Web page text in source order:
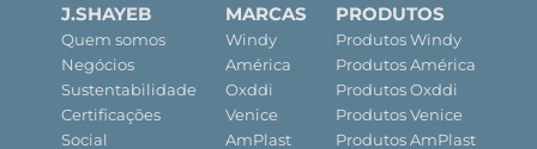
J.SHAYEB
Quem somos
Negócios
Sustentabilidade
Certificações
Social
MARCAS
Windy
América
Oxddi
Venice
AmPlast
PRODUTOS
Produtos Windy
Produtos América
Produtos Oxddi
Produtos Venice
Produtos AmPlast